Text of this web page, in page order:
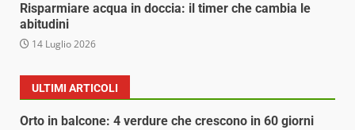
Risparmiare acqua in doccia: il timer che cambia le
abitudini
14 Luglio 2026
ULTIMI ARTICOLI
Orto in balcone: 4 verdure che crescono in 60 giorni